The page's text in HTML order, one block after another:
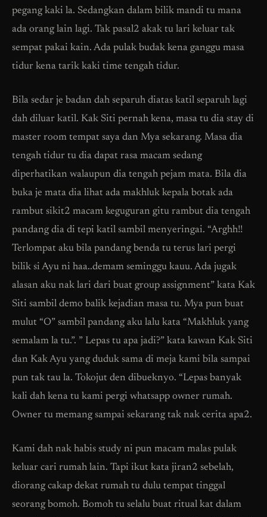
pegang kaki la. Sedangkan dalam bilik mandi tu mana
ada orang lain lagi. Tak pasal2 akak tu lari keluar tak
sempat pakai kain. Ada pulak budak kena ganggu masa
tidur kena tarik kaki time tengah tidur.
Bila sedar je badan dah separuh diatas katil separuh lagi
dah diluar katil. Kak Siti pernah kena, masa tu dia stay di
master room tempat saya dan Mya sekarang. Masa dia
tengah tidur tu dia dapat rasa macam sedang
diperhatikan walaupun dia tengah pejam mata. Bila dia
buka je mata dia lihat ada makhluk kepala botak ada
rambut sikit2 macam keguguran gitu rambut dia tengah
pandang dia di tepi katil sambil menyeringai. “Arghh!!
Terlompat aku bila pandang benda tu terus lari pergi
bilik si Ayu ni haa..demam seminggu kauu. Ada jugak
alasan aku nak lari dari buat group assignment” kata Kak
Siti sambil demo balik kejadian masa tu. Mya pun buat
mulut “O” sambil pandang aku lalu kata “Makhluk yang
semalam la tu.”. ” Lepas tu apa jadi?” kata kawan Kak Siti
dan Kak Ayu yang duduk sama di meja kami bila sampai
pun tak tau la. Tokojut den dibueknyo. “Lepas banyak
kali dah kena tu kami pergi whatsapp owner rumah.
Owner tu memang sampai sekarang tak nak cerita apa2.
Kami dah nak habis study ni pun macam malas pulak
keluar cari rumah lain. Tapi ikut kata jiran2 sebelah,
diorang cakap dekat rumah tu dulu tempat tinggal
seorang bomoh. Bomoh tu selalu buat ritual kat dalam